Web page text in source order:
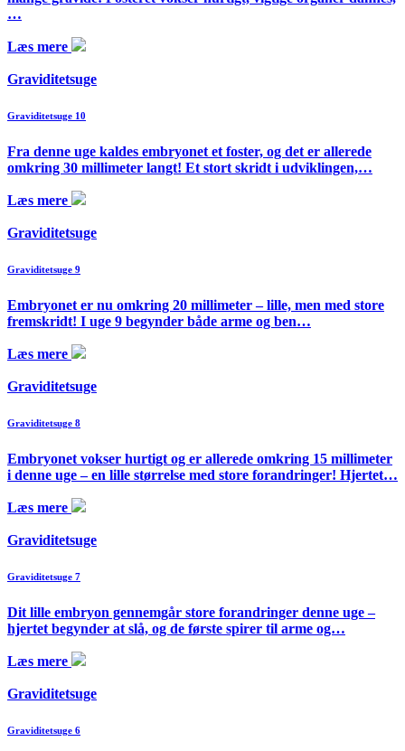
…
Læs mere
Graviditetsuge
Graviditetsuge 10
Fra denne uge kaldes embryonet et foster, og det er allerede
omkring 30 millimeter langt! Et stort skridt i udviklingen,…
Læs mere
Graviditetsuge
Graviditetsuge 9
Embryonet er nu omkring 20 millimeter – lille, men med store
fremskridt! I uge 9 begynder både arme og ben…
Læs mere
Graviditetsuge
Graviditetsuge 8
Embryonet vokser hurtigt og er allerede omkring 15 millimeter
i denne uge – en lille størrelse med store forandringer! Hjertet…
Læs mere
Graviditetsuge
Graviditetsuge 7
Dit lille embryon gennemgår store forandringer denne uge –
hjertet begynder at slå, og de første spirer til arme og…
Læs mere
Graviditetsuge
Graviditetsuge 6